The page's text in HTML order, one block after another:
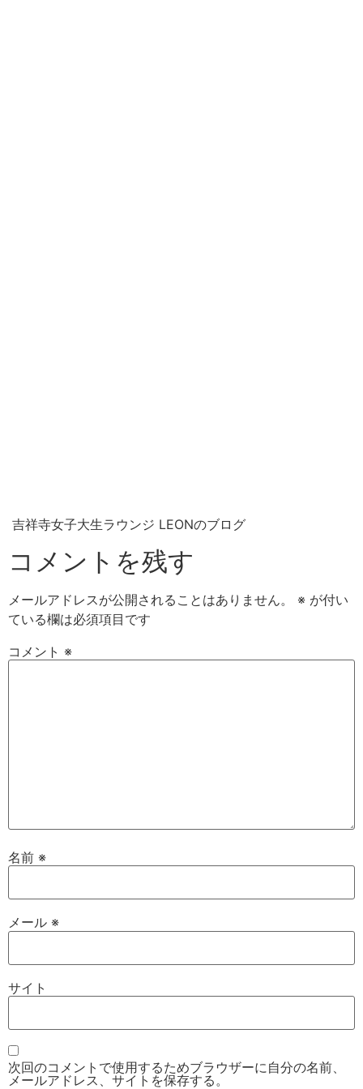
吉祥寺女子大生ラウンジ LEONのブログ
コメントを残す
メールアドレスが公開されることはありません。 ※ が付い
ている欄は必須項目です
コメント ※
名前 ※
メール ※
サイト
次回のコメントで使用するためブラウザーに自分の名前、
メールアドレス、サイトを保存する。